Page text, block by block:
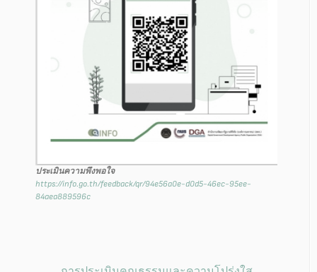
ประเมินความพึงพอใจ
https://info.go.th/feedback/qr/94e56a0e-d0d5-46ec-95ee-
84aea889596c